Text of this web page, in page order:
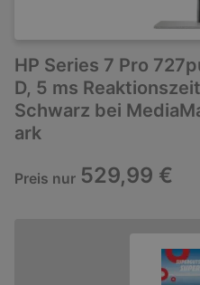
HP Series 7 Pro
D, 5 ms
Schwarz bei
ark
Preis nur 529,99 €